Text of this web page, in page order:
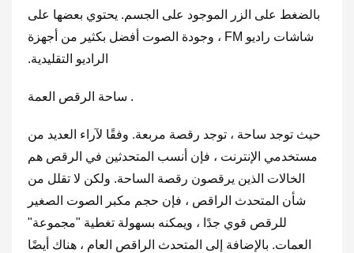
بالضغط على الزر الموجود على الجسم. يحتوي بعضها على
شاشات راديو FM ، وجودة الصوت أفضل بكثير من أجهزة
الراديو التقليدية.
حيث توجد ساحة ، توجد رقصة مربعة. وفقًا لآراء العديد من
مستخدمي الإنترنت ، فإن أنسب المتحدثين في الرقص هم
الخالات الذين يرقصون رقصة الساحة. ولكن لا تقلل من
شأن المتحدث الراقص ، فإن حجم مكبر الصوت الصغير
للرقص قوي جدًا ، ويمكنه بسهولة تغطية "مجموعة"
العمات. بالإضافة إلى المتحدث الراقص العام ، هناك أيضًا